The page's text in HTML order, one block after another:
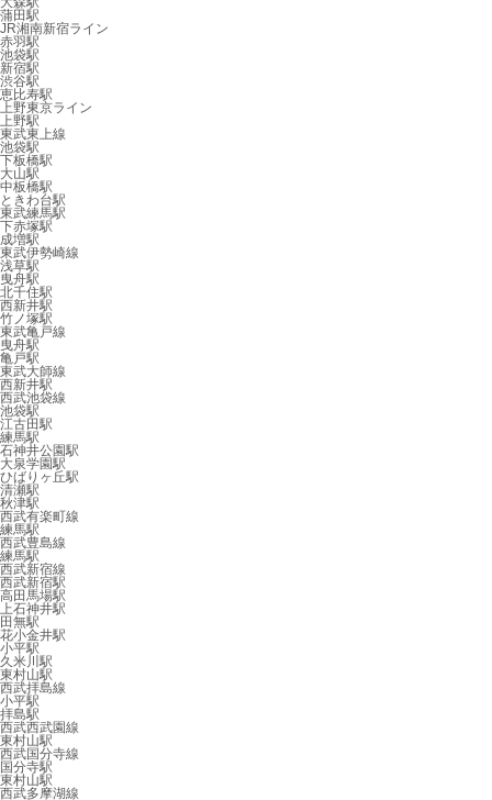
蒲田駅
JR湘南新宿ライン
赤羽駅
池袋駅
新宿駅
渋谷駅
恵比寿駅
上野東京ライン
上野駅
東武東上線
池袋駅
下板橋駅
大山駅
中板橋駅
ときわ台駅
東武練馬駅
下赤塚駅
成増駅
東武伊勢崎線
浅草駅
曳舟駅
北千住駅
西新井駅
竹ノ塚駅
東武亀戸線
曳舟駅
亀戸駅
東武大師線
西新井駅
西武池袋線
池袋駅
江古田駅
練馬駅
石神井公園駅
大泉学園駅
ひばりヶ丘駅
清瀬駅
秋津駅
西武有楽町線
練馬駅
西武豊島線
練馬駅
西武新宿線
西武新宿駅
高田馬場駅
上石神井駅
田無駅
花小金井駅
小平駅
久米川駅
東村山駅
西武拝島線
小平駅
拝島駅
西武西武園線
東村山駅
西武国分寺線
国分寺駅
東村山駅
西武多摩湖線